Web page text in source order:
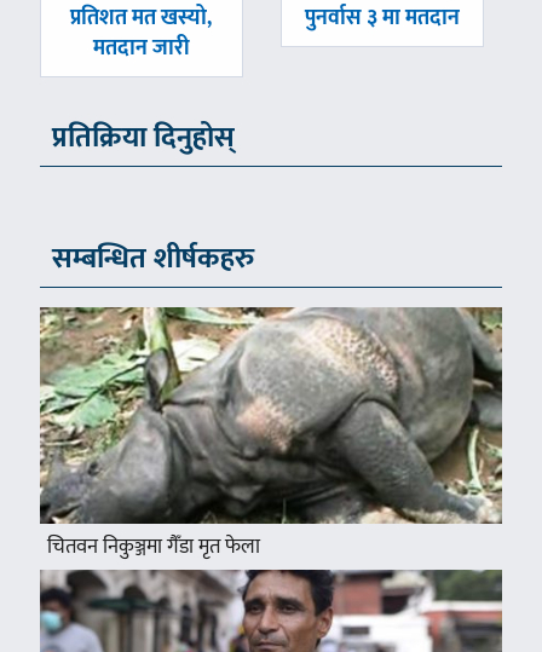
-
प्रतिशत मत खस्यो,
मतदान जारी
-
पुनर्वास ३ मा मतदान
प्रतिक्रिया दिनुहोस्
सम्बन्धित शीर्षकहरु
चितवन निकुञ्जमा गैँडा मृत फेला